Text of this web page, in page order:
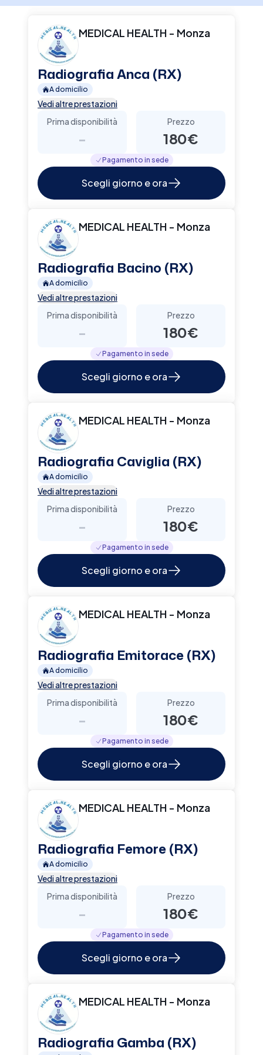
si impegna a promuovere il benessere dei
lavoratori attraverso programmi di prevenzione
personalizzati e formazione specifica in materia
di sicurezza sul lavoro.
MEDICAL HEALTH - Monza
Radiografia Anca (RX)
A domicilio
Vedi altre prestazioni
Prima disponibilità
-
Prezzo
180€
Pagamento in sede
Scegli giorno e ora
MEDICAL HEALTH - Monza
Radiografia Bacino (RX)
A domicilio
Vedi altre prestazioni
Prima disponibilità
-
Prezzo
180€
Pagamento in sede
Scegli giorno e ora
MEDICAL HEALTH - Monza
Radiografia Caviglia (RX)
A domicilio
Vedi altre prestazioni
Prima disponibilità
-
Prezzo
180€
Pagamento in sede
Scegli giorno e ora
MEDICAL HEALTH - Monza
Radiografia Emitorace (RX)
A domicilio
Vedi altre prestazioni
Prima disponibilità
-
Prezzo
180€
Pagamento in sede
Scegli giorno e ora
MEDICAL HEALTH - Monza
Radiografia Femore (RX)
A domicilio
Vedi altre prestazioni
Prima disponibilità
-
Prezzo
180€
Pagamento in sede
Scegli giorno e ora
MEDICAL HEALTH - Monza
Radiografia Gamba (RX)